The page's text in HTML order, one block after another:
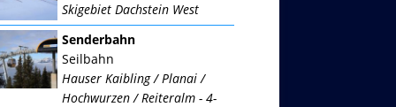
Skigebiet Dachstein West
Senderbahn
Seilbahn
Hauser Kaibling / Planai /
Hochwurzen / Reiteralm - 4-